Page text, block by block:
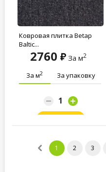
Ковровая плитка Betap
Baltic...
2760 За м2
За м2 За упаковку
1 2 3